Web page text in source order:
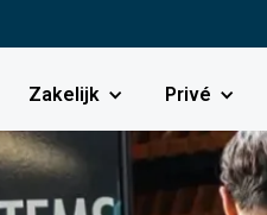
Zakelijk Privé